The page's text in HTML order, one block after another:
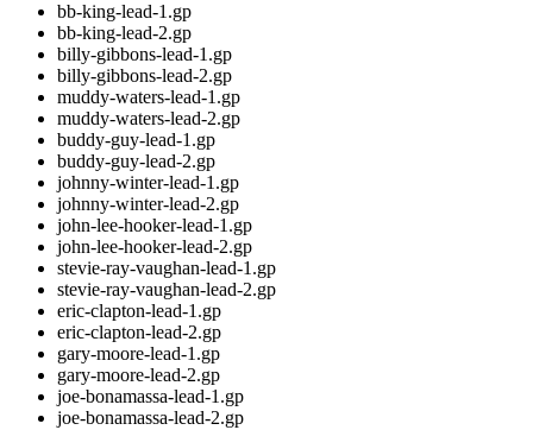
bb-king-lead-1.gp
bb-king-lead-2.gp
billy-gibbons-lead-1.gp
billy-gibbons-lead-2.gp
muddy-waters-lead-1.gp
muddy-waters-lead-2.gp
buddy-guy-lead-1.gp
buddy-guy-lead-2.gp
johnny-winter-lead-1.gp
johnny-winter-lead-2.gp
john-lee-hooker-lead-1.gp
john-lee-hooker-lead-2.gp
stevie-ray-vaughan-lead-1.gp
stevie-ray-vaughan-lead-2.gp
eric-clapton-lead-1.gp
eric-clapton-lead-2.gp
gary-moore-lead-1.gp
gary-moore-lead-2.gp
joe-bonamassa-lead-1.gp
joe-bonamassa-lead-2.gp